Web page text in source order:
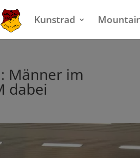
Kunstrad
Männer im
dabei